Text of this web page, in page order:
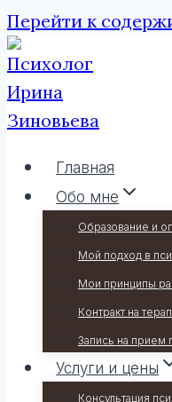
Перейти к
Главная
Обо мне
Образование и
Мой подход в
Мои принципы
Контракт на
Запись на прием
Услуги и цены
Консультация